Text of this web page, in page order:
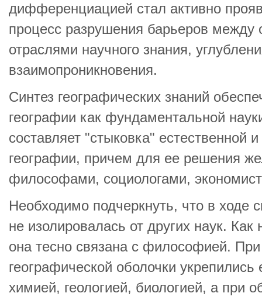
дифференциацией стал активно
процесс разрушения барьеров
отраслями научного знания,
взаимопроникновения.
Синтез географических знаний
географии как фундаментальной
составляет "стыковка" естественной
географии, причем для ее решения
философами, социологами,
Необходимо подчеркнуть, что в ходе
не изолировалась от других наук.
она тесно связана с философией.
географической оболочки
химией, геологией, биологией, а при